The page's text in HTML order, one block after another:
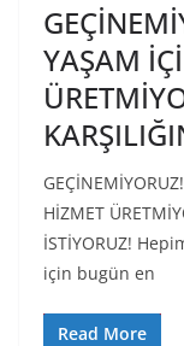
YAŞAM
HİZMET
İSTİYORUZ!
için bugün en
Read More